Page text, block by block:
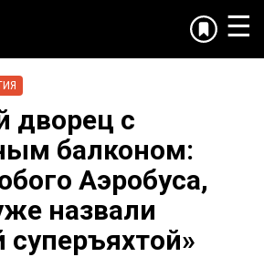
☰
дворец с
балконом:
Аэробуса,
назвали
суперъяхтой»